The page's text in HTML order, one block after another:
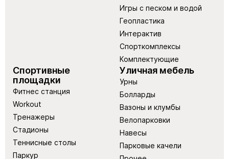
Игры с песком и водой
Геопластика
Интерактив
Спорткомплексы
Комплектующие
Спортивные
площадки
Фитнес станция
Workout
Тренажеры
Стадионы
Теннисные столы
Паркур
Уличная мебель
Урны
Болларды
Вазоны и клумбы
Велопарковки
Навесы
Парковые качели